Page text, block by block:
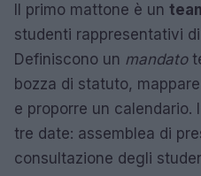
Il primo mattone è un
studenti rappresentativi
Definiscono un mandato
bozza di statuto,
e proporre un calendario.
tre date: assemblea di
consultazione degli